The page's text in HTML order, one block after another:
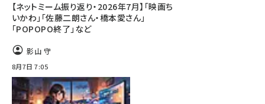
【ネットミーム振り返り・2026年7月】「映画ち
いかわ」「佐藤二朗さん・橋本愛さん」
「POPOPO終了」など
影山 守
8月7日 7:05